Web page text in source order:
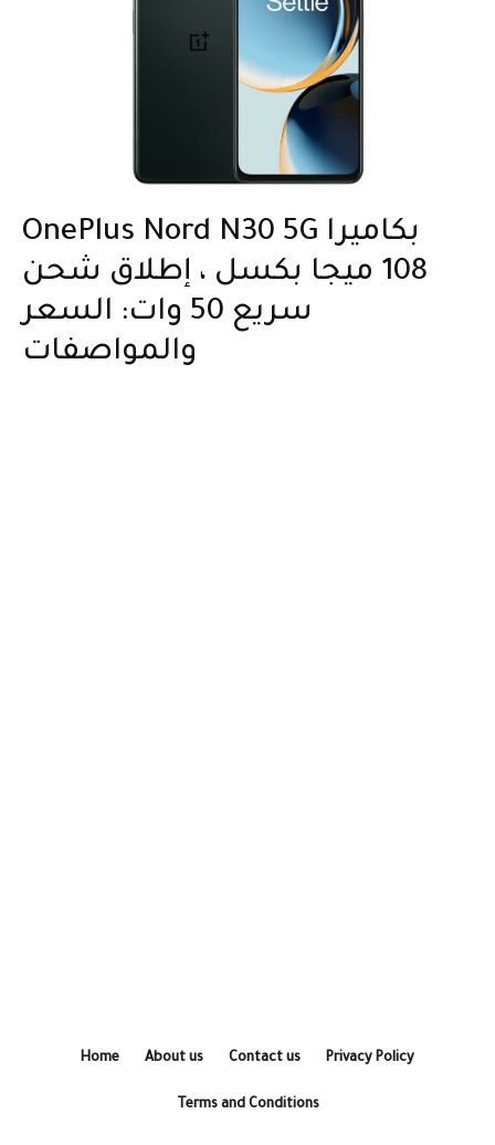
OnePlus Nord N30 5G بكاميرا
108 ميجا بكسل ، إطلاق شحن
سريع 50 وات: السعر
والمواصفات
Home About us Contact us Privacy Policy
Terms and Conditions